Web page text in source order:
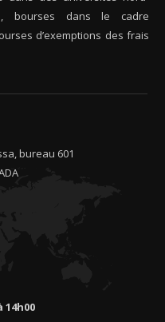
bourses dans le cadre
d’exemptions des frais
bureau 601
14h00